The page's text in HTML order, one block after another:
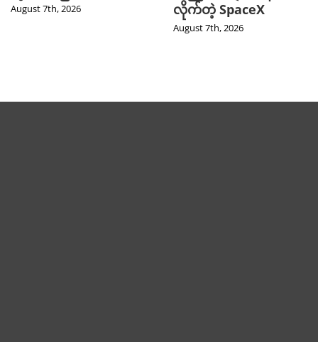
August 7th, 2026
လိုက်တဲ့ SpaceX
August 7th, 2026